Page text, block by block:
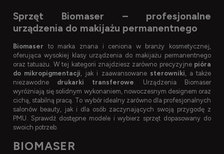
Sprzęt Biomaser – profesjonalne
urządzenia do makijażu permanentnego
Biomaser to marka znana i ceniona w branży kosmetycznej,
oferująca wysokiej klasy urządzenia do makijażu permanentnego
oraz tatuażu. W tej kategorii znajdziesz zarówno precyzyjne pióra
do mikropigmentacji, jak i zaawansowane sterowniki, a także
niezawodne drukarki transferowe. Urządzenia Biomaser
wyróżniają się solidnym wykonaniem, nowoczesnym designem oraz
cichą, stabilną pracą. To wybór idealny zarówno dla profesjonalnych
salonów beauty, jak i dla osób zaczynających swoją przygodę z
PMU. Sprawdź dostępne modele i wybierz sprzęt dopasowany do
swoich potrzeb.
BIOMASER